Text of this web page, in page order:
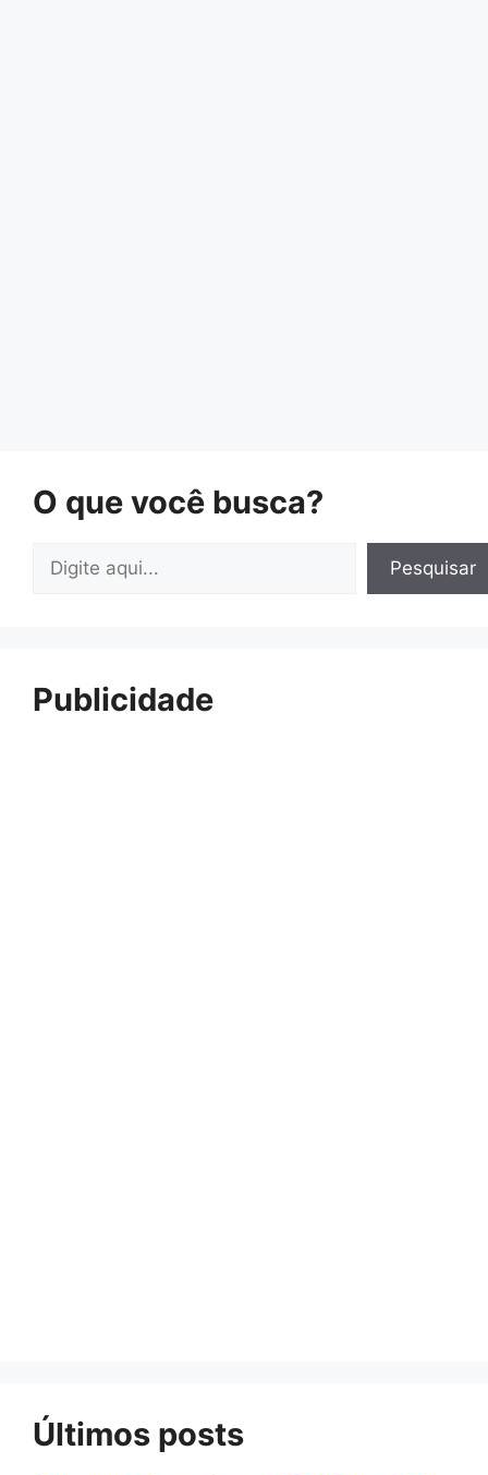
O que você busca?
Pesquisar
Publicidade
Últimos posts